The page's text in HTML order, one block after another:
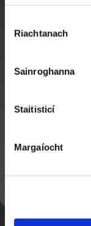
Toilithe
Riachtanach
Sainroghanna
Staitisticí
Margaíocht
An Cailín Ciúin